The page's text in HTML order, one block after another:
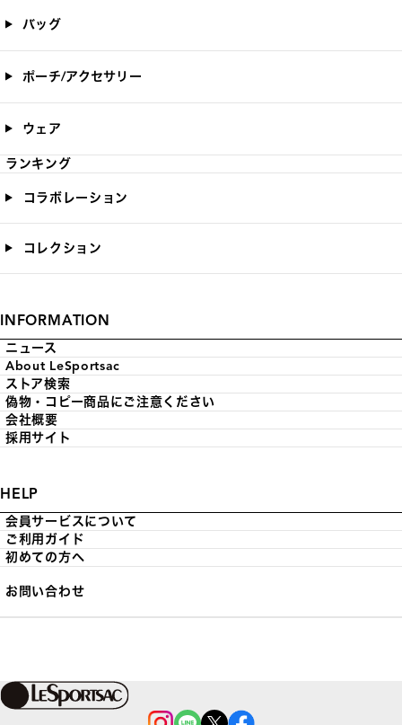
バッグ
ポーチ/アクセサリー
ウェア
ランキング
コラボレーション
コレクション
INFORMATION
ニュース
About LeSportsac
ストア検索
偽物・コピー商品にご注意ください
会社概要
採用サイト
HELP
会員サービスについて
ご利用ガイド
初めての方へ
お問い合わせ